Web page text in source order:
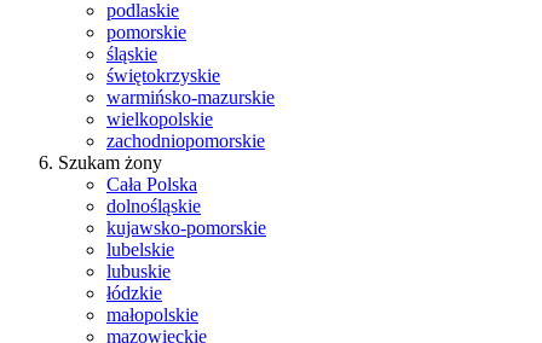
podlaskie
pomorskie
śląskie
świętokrzyskie
warmińsko-mazurskie
wielkopolskie
zachodniopomorskie
Szukam żony
Cała Polska
dolnośląskie
kujawsko-pomorskie
lubelskie
lubuskie
łódzkie
małopolskie
mazowieckie